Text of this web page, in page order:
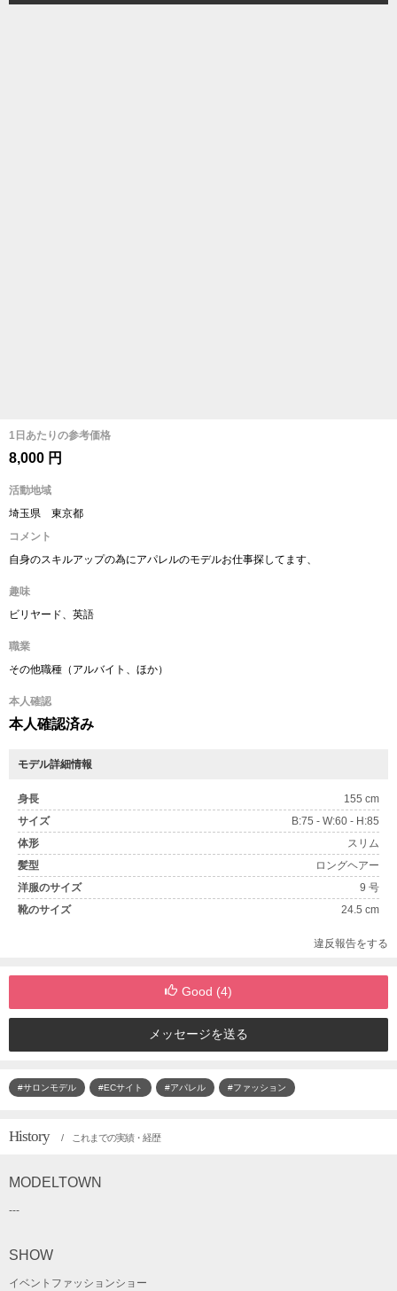
1日あたりの参考価格
8,000 円
活動地域
埼玉県 東京都
コメント
自身のスキルアップの為にアパレルのモデルお仕事探してます、
趣味
ビリヤード、英語
職業
その他職種（アルバイト、ほか）
本人確認
本人確認済み
モデル詳細情報
身長
155 cm
サイズ
B:75 - W:60 - H:85
体形
スリム
髪型
ロングヘアー
洋服のサイズ
9 号
靴のサイズ
24.5 cm
違反報告をする
Good (4)
メッセージを送る
#サロンモデル #ECサイト #アパレル #ファッション
History / これまでの実績・経歴
MODELTOWN
---
SHOW
イベントファッションショー